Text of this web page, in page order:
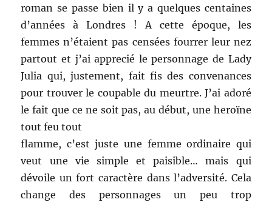
roman se passe bien il y a quelques centaines
d’années à Londres ! A cette époque, les
femmes n’étaient pas censées fourrer leur nez
partout et j’ai apprecié le personnage de Lady
Julia qui, justement, fait fis des convenances
pour trouver le coupable du meurtre. J’ai adoré
le fait que ce ne soit pas, au début, une heroïne
tout feu tout
flamme, c’est juste une femme ordinaire qui
veut une vie simple et paisible… mais qui
dévoile un fort caractère dans l’adversité. Cela
change des personnages un peu trop